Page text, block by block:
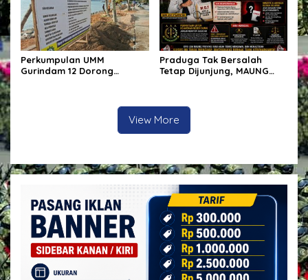
Perkumpulan UMM
Gurindam 12 Dorong
Dialog, Minta DPRD Kepri
Praduga Tak Bersalah
Tetap Dijunjung, MAUNG
Terkait
View More